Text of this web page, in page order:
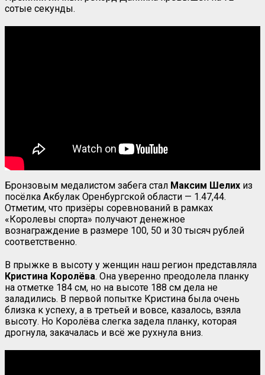
сотые секунды.
Бронзовым медалистом забега стал Максим Шелих из
посёлка Акбулак Оренбургской области — 1.47,44.
Отметим, что призёры соревнований в рамках
«Королевы спорта» получают денежное
вознаграждение в размере 100, 50 и 30 тысяч рублей
соответственно.
В прыжке в высоту у женщин наш регион представляла
Кристина Королёва. Она уверенно преодолела планку
на отметке 184 см, но на высоте 188 см дела не
заладились. В первой попытке Кристина была очень
близка к успеху, а в третьей и вовсе, казалось, взяла
высоту. Но Королёва слегка задела планку, которая
дрогнула, закачалась и всё же рухнула вниз.